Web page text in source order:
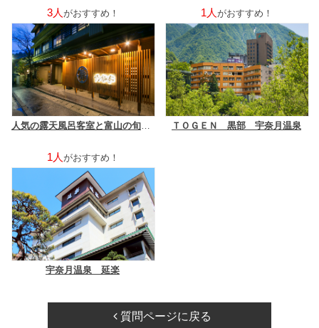
3人 がおすすめ！ 1人 がおすすめ！
ＴＯＧＥＮ 黒部 宇奈月温泉
1人 がおすすめ！
宇奈月温泉 延楽
質問ページに戻る